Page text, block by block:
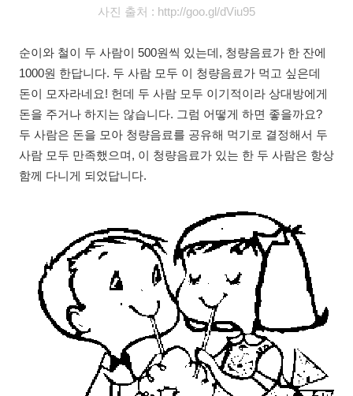
사진 출처 : http://goo.gl/dViu95
순이와 철이 두 사람이 500원씩 있는데, 청량음료가 한 잔에
1000원 한답니다. 두 사람 모두 이 청량음료가 먹고 싶은데
돈이 모자라네요! 헌데 두 사람 모두 이기적이라 상대방에게
돈을 주거나 하지는 않습니다. 그럼 어떻게 하면 좋을까요?
두 사람은 돈을 모아 청량음료를 공유해 먹기로 결정해서 두
사람 모두 만족했으며, 이 청량음료가 있는 한 두 사람은 항상
함께 다니게 되었답니다.